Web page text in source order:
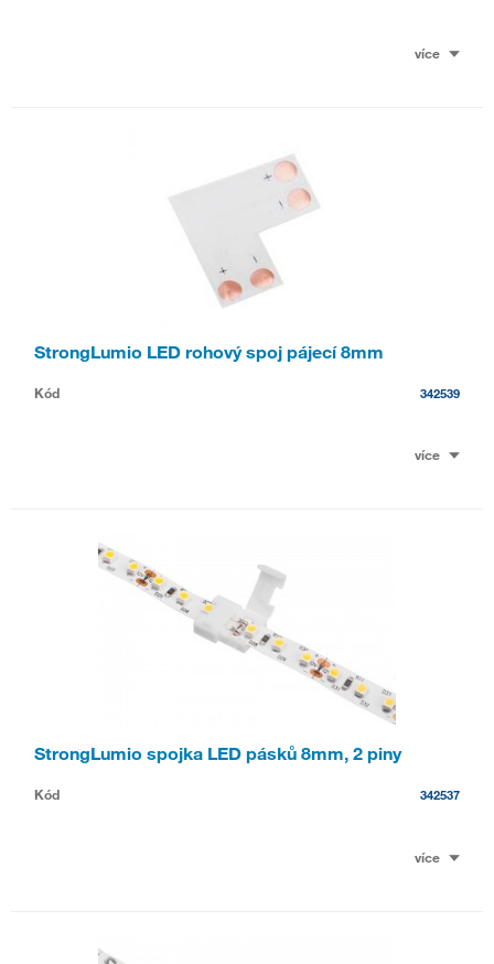
více
StrongLumio LED rohový spoj pájecí 8mm
Kód 342539
více
StrongLumio spojka LED pásků 8mm, 2 piny
Kód 342537
více